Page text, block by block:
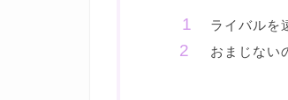
ライバルを
おまじない